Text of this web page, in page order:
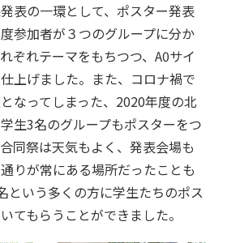
表の一環として、ポスター発表
参加者が３つのグループに分か
ぞれテーマをもちつつ、A0サイ
上げました。また、コロナ禍で
なってしまった、2020年度の北
生3名のグループもポスターをつ
同祭は天気もよく、発表会場も
りが常にある場所だったことも
という多くの方に学生たちのポス
てもらうことができました。